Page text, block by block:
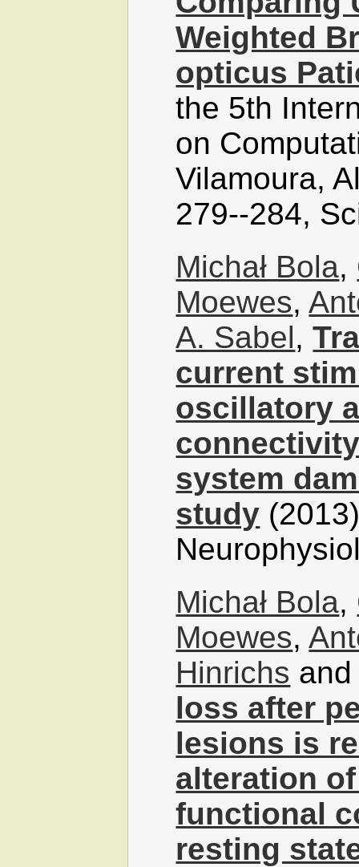
Weighted
opticus
the 5th
on
Vilamoura,
279--284,
Michał Bola,
Moewes,
A. Sabel,
current
oscillatory
system
study
Michał Bola,
Moewes,
Hinrichs
loss after
lesions is
alteration
functional
resting